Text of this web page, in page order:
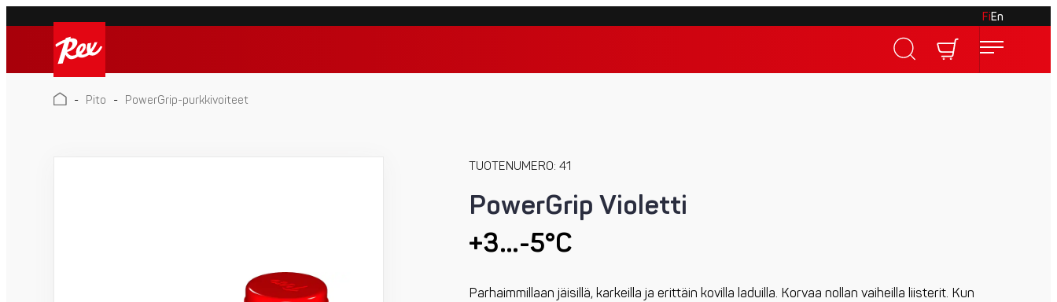
Skip
content
FiEn
Rex
Rex
- Pito - PowerGrip-purkkivoiteet
TUOTENUMERO: 41
PowerGrip Violetti
+3…-5°C
Parhaimmillaan jäisillä, karkeilla ja erittäin kovilla laduilla. Korvaa nollan vaiheilla liisterit. Kun